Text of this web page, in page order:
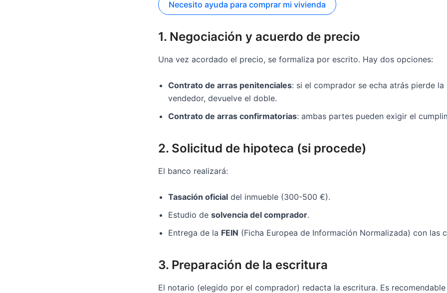
Necesito ayuda para comprar mi vivienda
1. Negociación y acuerdo de precio
Una vez acordado el precio, se formaliza por escrito. Hay dos opciones:
Contrato de arras penitenciales: si el comprador se echa atrás pierde la
vendedor, devuelve el doble.
Contrato de arras confirmatorias: ambas partes pueden exigir el
2. Solicitud de hipoteca (si procede)
El banco realizará:
Tasación oficial del inmueble (300-500 €).
Estudio de solvencia del comprador.
Entrega de la FEIN (Ficha Europea de Información Normalizada) con las
3. Preparación de la escritura
El notario (elegido por el comprador) redacta la escritura. Es